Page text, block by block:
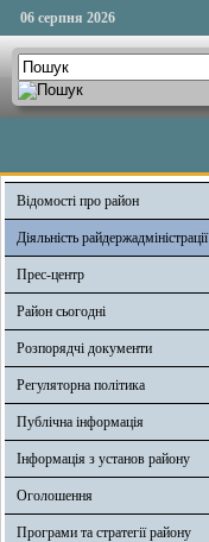
06 серпня 2026
Відомості про район
Діяльність райдержадміністрації
Прес-центр
Район сьогодні
Розпорядчі документи
Регуляторна політика
Публічна інформація
Інформація з установ району
Оголошення
Програми та стратегії району